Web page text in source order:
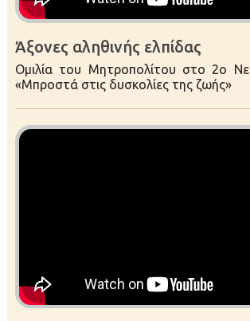
Άξονες αληθινής ελπίδας
Ομιλία του Μητροπολίτου στο 2ο
«Μπροστά στις δυσκολίες της ζωής»